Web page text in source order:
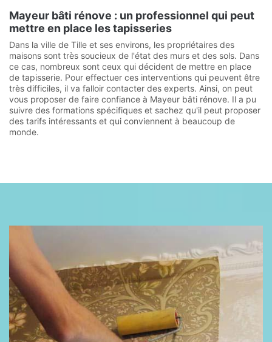
Mayeur bâti rénove : un professionnel qui peut
mettre en place les tapisseries
Dans la ville de Tille et ses environs, les propriétaires des
maisons sont très soucieux de l'état des murs et des sols. Dans
ce cas, nombreux sont ceux qui décident de mettre en place
de tapisserie. Pour effectuer ces interventions qui peuvent être
très difficiles, il va falloir contacter des experts. Ainsi, on peut
vous proposer de faire confiance à Mayeur bâti rénove. Il a pu
suivre des formations spécifiques et sachez qu'il peut proposer
des tarifs intéressants et qui conviennent à beaucoup de
monde.